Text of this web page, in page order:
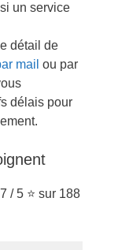
un service
détail de
mail ou par
délais pour
/ 5 ⭐ sur 188